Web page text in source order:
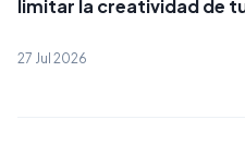
limitar la creatividad de
27 Jul 2026